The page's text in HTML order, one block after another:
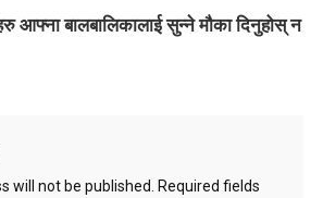
आफ्ना बालबालिकालाई सुन्ने मौका दिनुहोस् न
will not be published.
Required fields